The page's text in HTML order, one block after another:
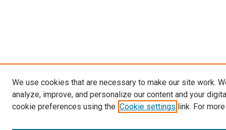
We use cookies that are necessary to make our site work.
analyze, improve, and personalize our content and your
cookie preferences using the Cookie settings link. For